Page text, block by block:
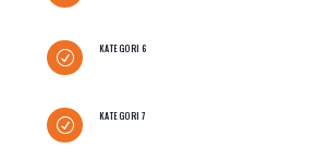
R
KATEGORI 6
R
KATEGORI 7